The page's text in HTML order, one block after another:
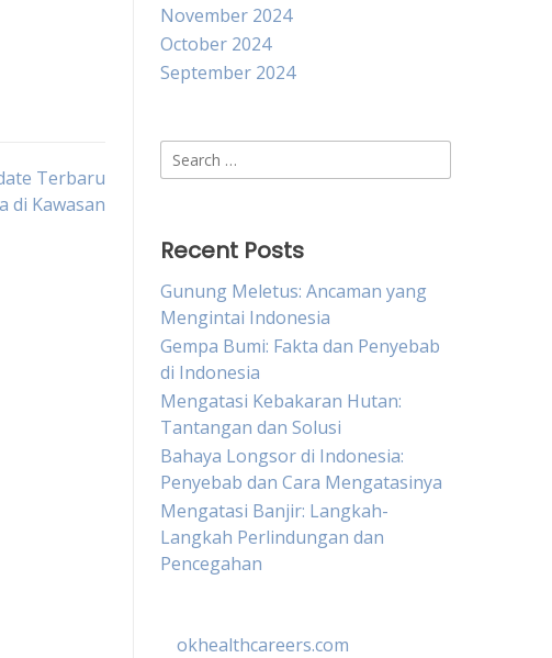
Terbaru
di Kawasan
November 2024
October 2024
September 2024
Search
for:
Recent Posts
Gunung Meletus: Ancaman yang
Mengintai Indonesia
Gempa Bumi: Fakta dan Penyebab
di Indonesia
Mengatasi Kebakaran Hutan:
Tantangan dan Solusi
Bahaya Longsor di Indonesia:
Penyebab dan Cara Mengatasinya
Mengatasi Banjir: Langkah-
Langkah Perlindungan dan
Pencegahan
okhealthcareers.com